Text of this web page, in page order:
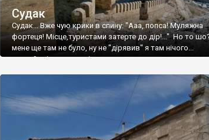
Судак
Судак... Вже чую крики в спину: "Ааа, попса! Муляжна
фортеця! Місце,туристами затерте до дір!..." Но то
мене ще там не було, ну не "дірявив" я там нічого...
принаймні до цього літа.